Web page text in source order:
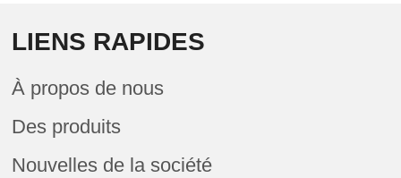
LIENS RAPIDES
À propos de nous
Des produits
Nouvelles de la société